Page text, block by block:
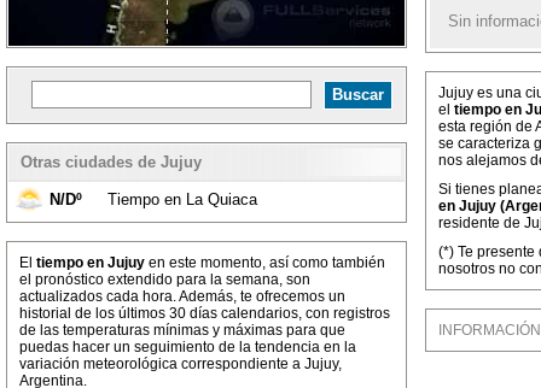
Otras ciudades de Jujuy
N/Dº Tiempo en La Quiaca
El tiempo en Jujuy en este momento, así como también
el pronóstico extendido para la semana, son
actualizados cada hora. Además, te ofrecemos un
historial de los últimos 30 días calendarios, con registros
de las temperaturas mínimas y máximas para que
puedas hacer un seguimiento de la tendencia en la
variación meteorológica correspondiente a Jujuy,
Argentina.
Sin
Jujuy es una
el tiempo en
esta región de
se caracteriza
nos alejamos
Si tienes
en Jujuy
residente de
(*) Te
nosotros no